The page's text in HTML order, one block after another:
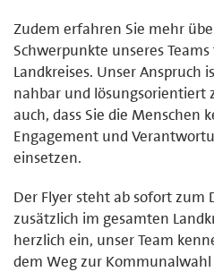
Zudem erfahren Sie mehr
Schwerpunkte unseres
Landkreises. Unser Anspruch
nahbar und lösungsorientiert
auch, dass Sie die Menschen
Engagement und
einsetzen.
Der Flyer steht ab sofort zum
zusätzlich im gesamten
herzlich ein, unser Team
dem Weg zur